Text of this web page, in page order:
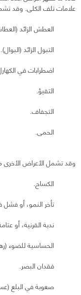
علامات تلف الكلى. وقد
العطش الزائد
التبول الزائد (البوال).
اضطرابات في
التقيؤ.
التجفاف.
الحمى.
وقد تشمل الأعراض الأخرى
الكساح.
تأخر النمو، أو فشل
ندبة القرنية، أو
الحساسية للضوء
فقدان البصر.
صعوبة في البلع